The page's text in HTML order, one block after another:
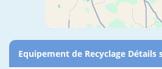
Equipement de Recyclage Détails